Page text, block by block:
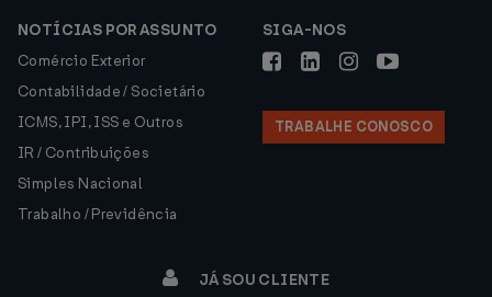
NOTÍCIAS POR ASSUNTO
Comércio Exterior
Contabilidade / Societário
ICMS, IPI, ISS e Outros
IR / Contribuições
Simples Nacional
Trabalho / Previdência
SIGA-NOS
TRABALHE CONOSCO
JÁ SOU CLIENTE